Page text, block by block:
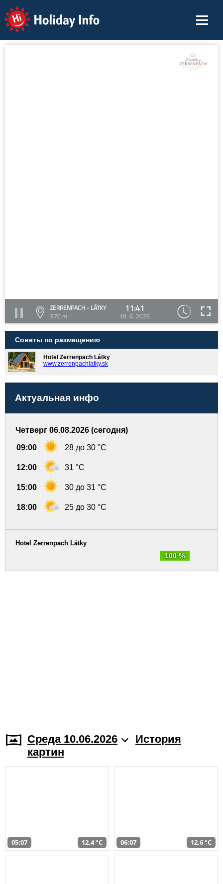
Holiday Info
ZERRENPACH - LÁTKY
970 m
11:41
10. 6. 2026
Советы по размещению
Hotel Zerrenpach Látky
www.zerrenpachlatky.sk
Актуальная инфо
Четверг 06.08.2026 (сегодня)
09:00 28 до 30 °C
12:00 31 °C
15:00 30 до 31 °C
18:00 25 до 30 °C
100 %
Hotel Zerrenpach Látky
Среда 10.06.2026
История
картин
05:07 12,4 °C 06:07 12,6 °C